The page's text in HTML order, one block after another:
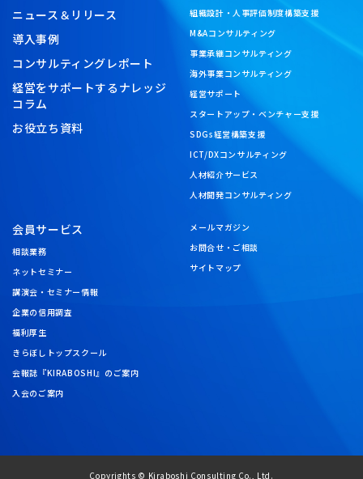
ニュース＆リリース
導入事例
コンサルティングレポート
経営をサポートするナレッジ
コラム
お役立ち資料
組織設計・人事評価制度構築支援
M&Aコンサルティング
事業承継コンサルティング
海外事業コンサルティング
経営サポート
スタートアップ・ベンチャー支援
SDGs経営構築支援
ICT/DXコンサルティング
人材紹介サービス
人材開発コンサルティング
会員サービス
相談業務
ネットセミナー
講演会・セミナー情報
企業の信用調査
福利厚生
きらぼしトップスクール
会報誌『KIRABOSHI』のご案内
入会のご案内
メールマガジン
お問合せ・ご相談
サイトマップ
Copyrights © Kiraboshi Consulting Co., Ltd.